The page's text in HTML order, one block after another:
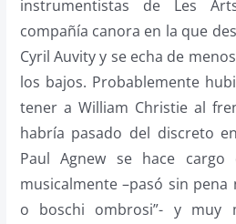
instrumentistas de Les
compañía canora en la que
Cyril Auvity y se echa de
los bajos. Probablemente
tener a William Christie al
habría pasado del discreto
Paul Agnew se hace
musicalmente –pasó sin pena
o boschi ombrosi”- y muy